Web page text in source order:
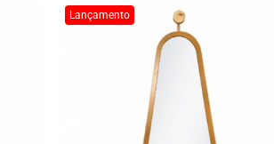
Lançamento